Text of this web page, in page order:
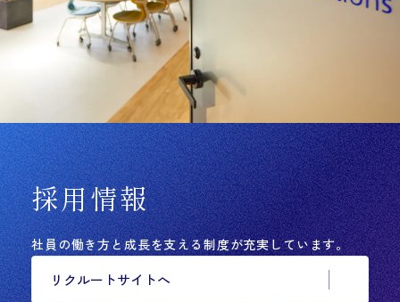
採用情報
社員の働き方と成長を支える制度が充実しています。
リクルートサイトへ